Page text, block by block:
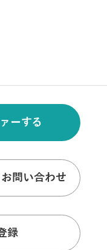
ーする
問い合わせ
録